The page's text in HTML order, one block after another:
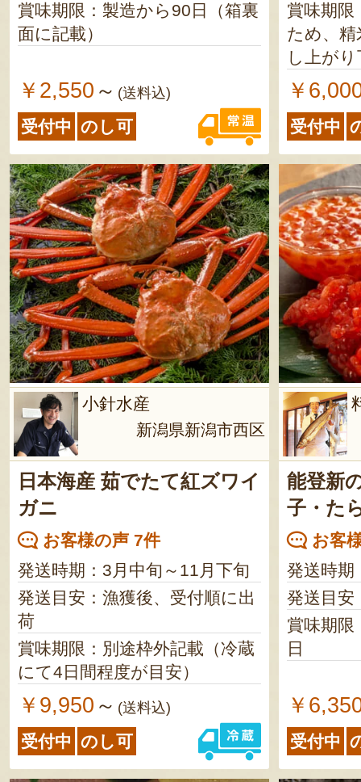
賞味期限：製造から90日（箱裏
面に記載）
￥2,550 ～ (送料込)
受付中 のし可
賞味期限
ため、
し上が
￥
受付中
小針水産
新潟県新潟市西区
日本海産 茹でたて紅ズワイ
ガニ
お客様の声 7件
発送時期：3月中旬～11月下旬
発送目安：漁獲後、受付順に出
荷
賞味期限：別途枠外記載（冷蔵
にて4日間程度が目安）
￥9,950 ～ (送料込)
受付中 のし可
能登新
子・た
お客
発送時期
発送目安
賞味期限
日
￥
受付中